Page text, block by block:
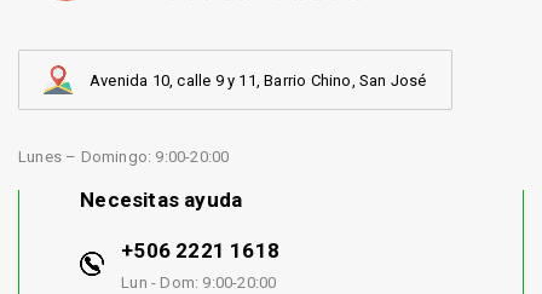
Avenida 10, calle 9 y 11, Barrio Chino, San José
Lunes – Domingo: 9:00-20:00
Necesitas ayuda
+506 2221 1618
Lun - Dom: 9:00-20:00